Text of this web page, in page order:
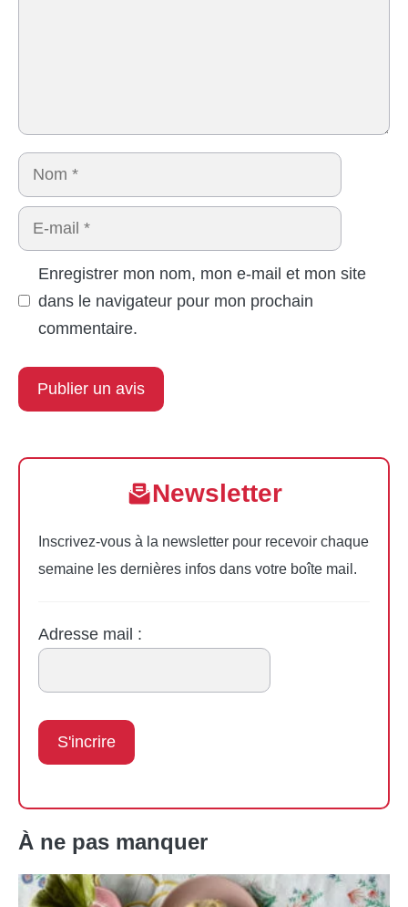
Nom
E-
mail
Enregistrer mon nom, mon e-mail et mon site
dans le navigateur pour mon prochain
commentaire.
Newsletter
Inscrivez-vous à la newsletter pour recevoir chaque
semaine les dernières infos dans votre boîte mail.
Adresse mail :
À ne pas manquer